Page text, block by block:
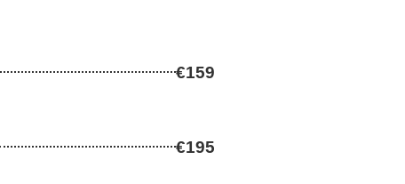
€159
€195